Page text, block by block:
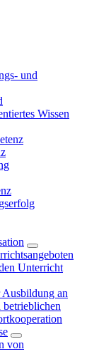
und
Wissen
Unterricht
Ausbildung an
betrieblichen
von